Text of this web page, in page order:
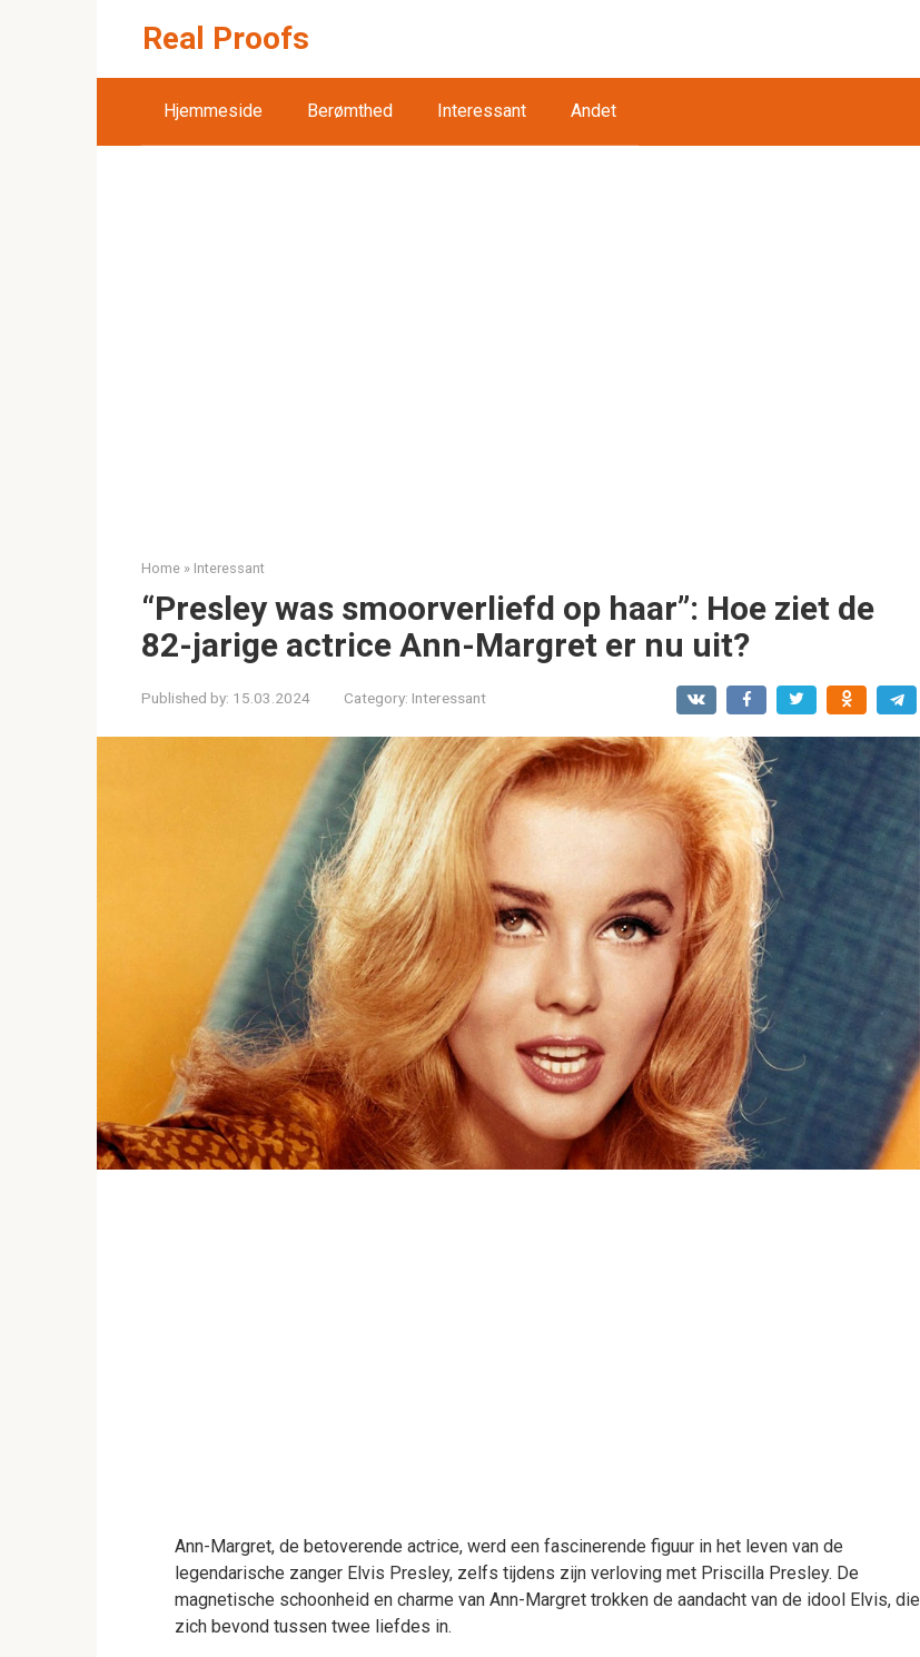
Real Proofs
Hjemmeside Berømthed Interessant Andet
Home » Interessant
“Presley was smoorverliefd op haar”: Hoe ziet de
82-jarige actrice Ann-Margret er nu uit?
Published by: 15.03.2024 Category: Interessant
Ann-Margret, de betoverende actrice, werd een fascinerende figuur in het leven van de
legendarische zanger Elvis Presley, zelfs tijdens zijn verloving met Priscilla Presley. De
magnetische schoonheid en charme van Ann-Margret trokken de aandacht van de idool Elvis, die
zich bevond tussen twee liefdes in.